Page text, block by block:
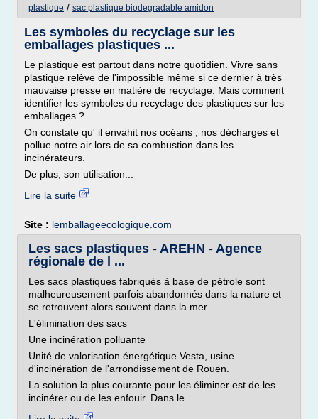
plastique / sac plastique biodegradable amidon
Les symboles du recyclage sur les
emballages plastiques ...
Le plastique est partout dans notre quotidien. Vivre sans
plastique relève de l'impossible même si ce dernier à très
mauvaise presse en matière de recyclage. Mais comment
identifier les symboles du recyclage des plastiques sur les
emballages ?
On constate qu' il envahit nos océans , nos décharges et
pollue notre air lors de sa combustion dans les
incinérateurs.
De plus, son utilisation...
Lire la suite
Site : lemballageecologique.com
Les sacs plastiques - AREHN - Agence
régionale de l ...
Les sacs plastiques fabriqués à base de pétrole sont
malheureusement parfois abandonnés dans la nature et
se retrouvent alors souvent dans la mer
L'élimination des sacs
Une incinération polluante
Unité de valorisation énergétique Vesta, usine
d'incinération de l'arrondissement de Rouen.
La solution la plus courante pour les éliminer est de les
incinérer ou de les enfouir. Dans le...